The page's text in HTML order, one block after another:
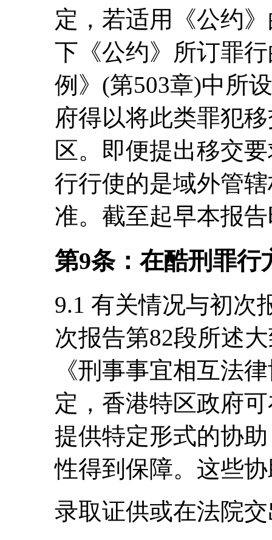
定，若适用《公约
下《公约》所订罪
例》(第503章)中所
府得以将此类罪犯
区。即便提出移交
行行使的是域外管
准。截至起早本报
第9条：在酷刑罪行
9.1 有关情况与初次
次报告第82段所述
《刑事事宜相互法
定，香港特区政府
提供特定形式的协
性得到保障。这些
录取证供或在法院